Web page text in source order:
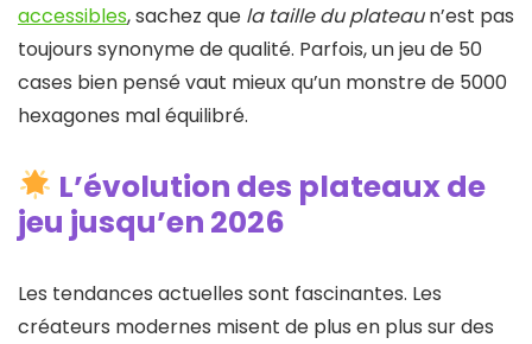
accessibles, sachez que la taille du plateaun’est pas
toujours synonyme de qualité. Parfois, un jeu de 50
cases bien pensé vaut mieux qu’un monstre de 5000
hexagones mal équilibré.
L’évolution des plateaux de
jeu jusqu’en 2026
Les tendances actuelles sont fascinantes. Les
créateurs modernes misent de plus en plus sur des